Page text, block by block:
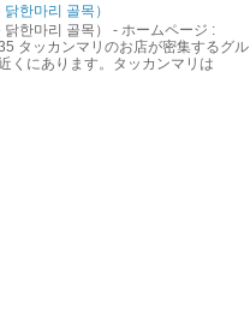
한마리 골목）
한마리 골목） - ホームページ :
タッカンマリのお店が密集するグル
くにあります。タッカンマリは